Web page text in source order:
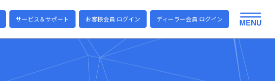
サービス＆サポート お客様会員 ログイン ディーラー会員 ログイン